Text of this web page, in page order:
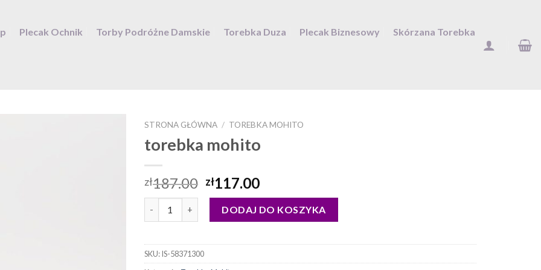
Plecak Ochnik Torby Podróżne Damskie Torebka Duza Plecak Biznesowy Skórzana Torebka
STRONA GŁÓWNA / TOREBKA MOHITO
torebka mohito
zł187.00 zł117.00
DODAJ DO KOSZYKA
SKU:IS-58371300